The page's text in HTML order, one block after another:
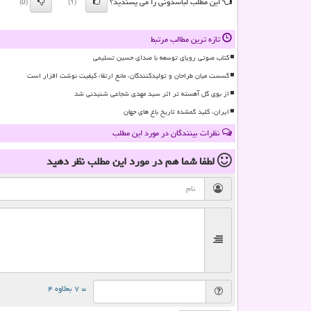
تازه ترین مطالب مرتبط
کتاب صوتی رویای توسعه با صدای حسین تسلیمی
گسست میان طراحان و تولیدکنندگان، مانع ارتقاء کیفیت نوشت افزار است
از بوی گل آهسته تر اثر سید مهدی شجاعی شنیدنی شد
ایران، کلید گمشده تاریخ باغ های جهان
نظرات بینندگان در مورد این مطلب
لطفا شما همدر مورد این مطلبنظر دهید
= ۷ بعلاوه ۴